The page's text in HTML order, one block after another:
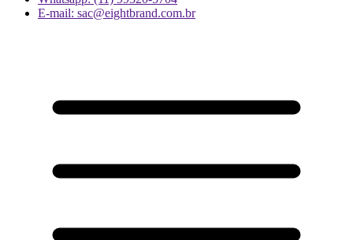
E-mail: sac@eightbrand.com.br